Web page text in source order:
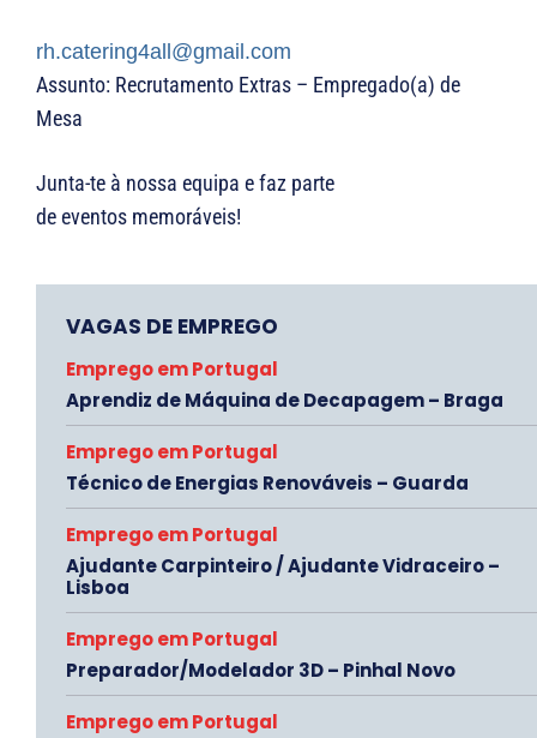
rh.catering4all@gmail.com
Assunto: Recrutamento Extras – Empregado(a) de
Mesa
Junta-te à nossa equipa e faz parte
de eventos memoráveis!
VAGAS DE EMPREGO
Emprego em Portugal
Aprendiz de Máquina de Decapagem – Braga
Emprego em Portugal
Técnico de Energias Renováveis – Guarda
Emprego em Portugal
Ajudante Carpinteiro / Ajudante Vidraceiro –
Lisboa
Emprego em Portugal
Preparador/Modelador 3D – Pinhal Novo
Emprego em Portugal